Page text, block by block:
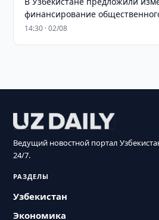
финансирование
14:30 · 02/08
Ведущий новостной портал
24/7.
РАЗДЕЛЫ
Узбекистан
Экономика